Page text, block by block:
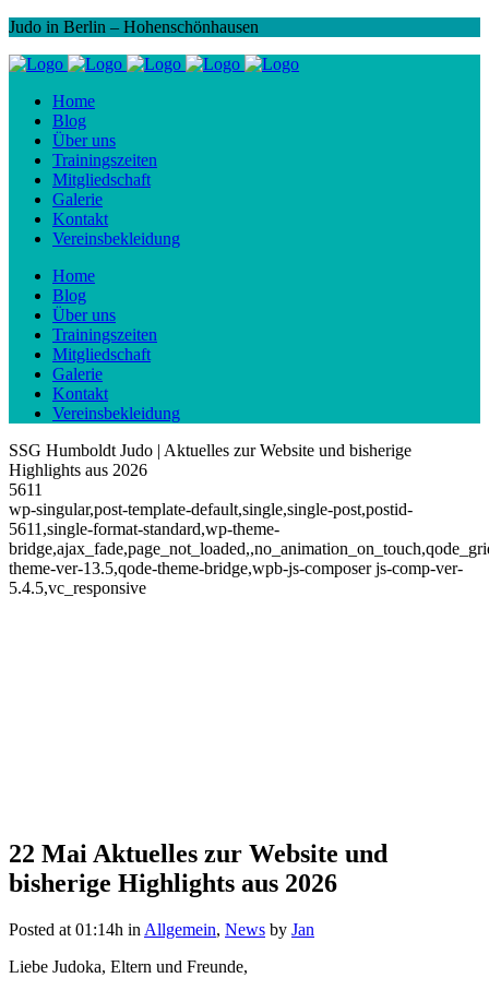
Judo in Berlin – Hohenschönhausen
Home
Blog
Über uns
Trainingszeiten
Mitgliedschaft
Galerie
Kontakt
Vereinsbekleidung
Home
Blog
Über uns
Trainingszeiten
Mitgliedschaft
Galerie
Kontakt
Vereinsbekleidung
SSG Humboldt Judo | Aktuelles zur Website und bisherige
Highlights aus 2026
5611
wp-singular,post-template-default,single,single-post,postid-
5611,single-format-standard,wp-theme-
theme-ver-13.5,qode-theme-bridge,wpb-js-composer js-comp-ver-
5.4.5,vc_responsive
Aktuelles zur Website und
bisherige Highlights aus 2026
22 Mai Aktuelles zur Website und
bisherige Highlights aus 2026
Posted at 01:14h in Allgemein, News by Jan
Liebe Judoka, Eltern und Freunde,